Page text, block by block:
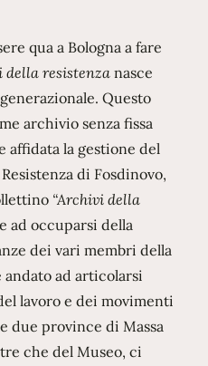
qua a Bologna a fare
della resistenza nasce
Questo
archivio senza fissa
affidata la gestione del
di Fosdinovo,
“Archivi della
ad occuparsi della
dei vari membri della
ad articolarsi
lavoro e dei movimenti
due province di Massa
che del Museo, ci